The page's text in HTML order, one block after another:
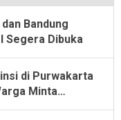
Bandung
Segera Dibuka
di Purwakarta
Minta